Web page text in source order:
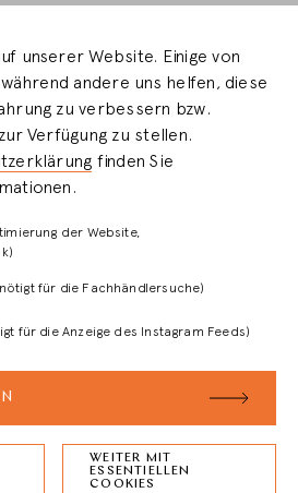
SEITENANFANG
unserer Website. Einige von
während andere uns helfen, diese
zu verbessern bzw.
Verfügung zu stellen.
finden Sie
der Website,
für die Fachhändlersuche)
für die Anzeige des Instagram Feeds)
WEITER MIT
ESSENTIELLEN
COOKIES